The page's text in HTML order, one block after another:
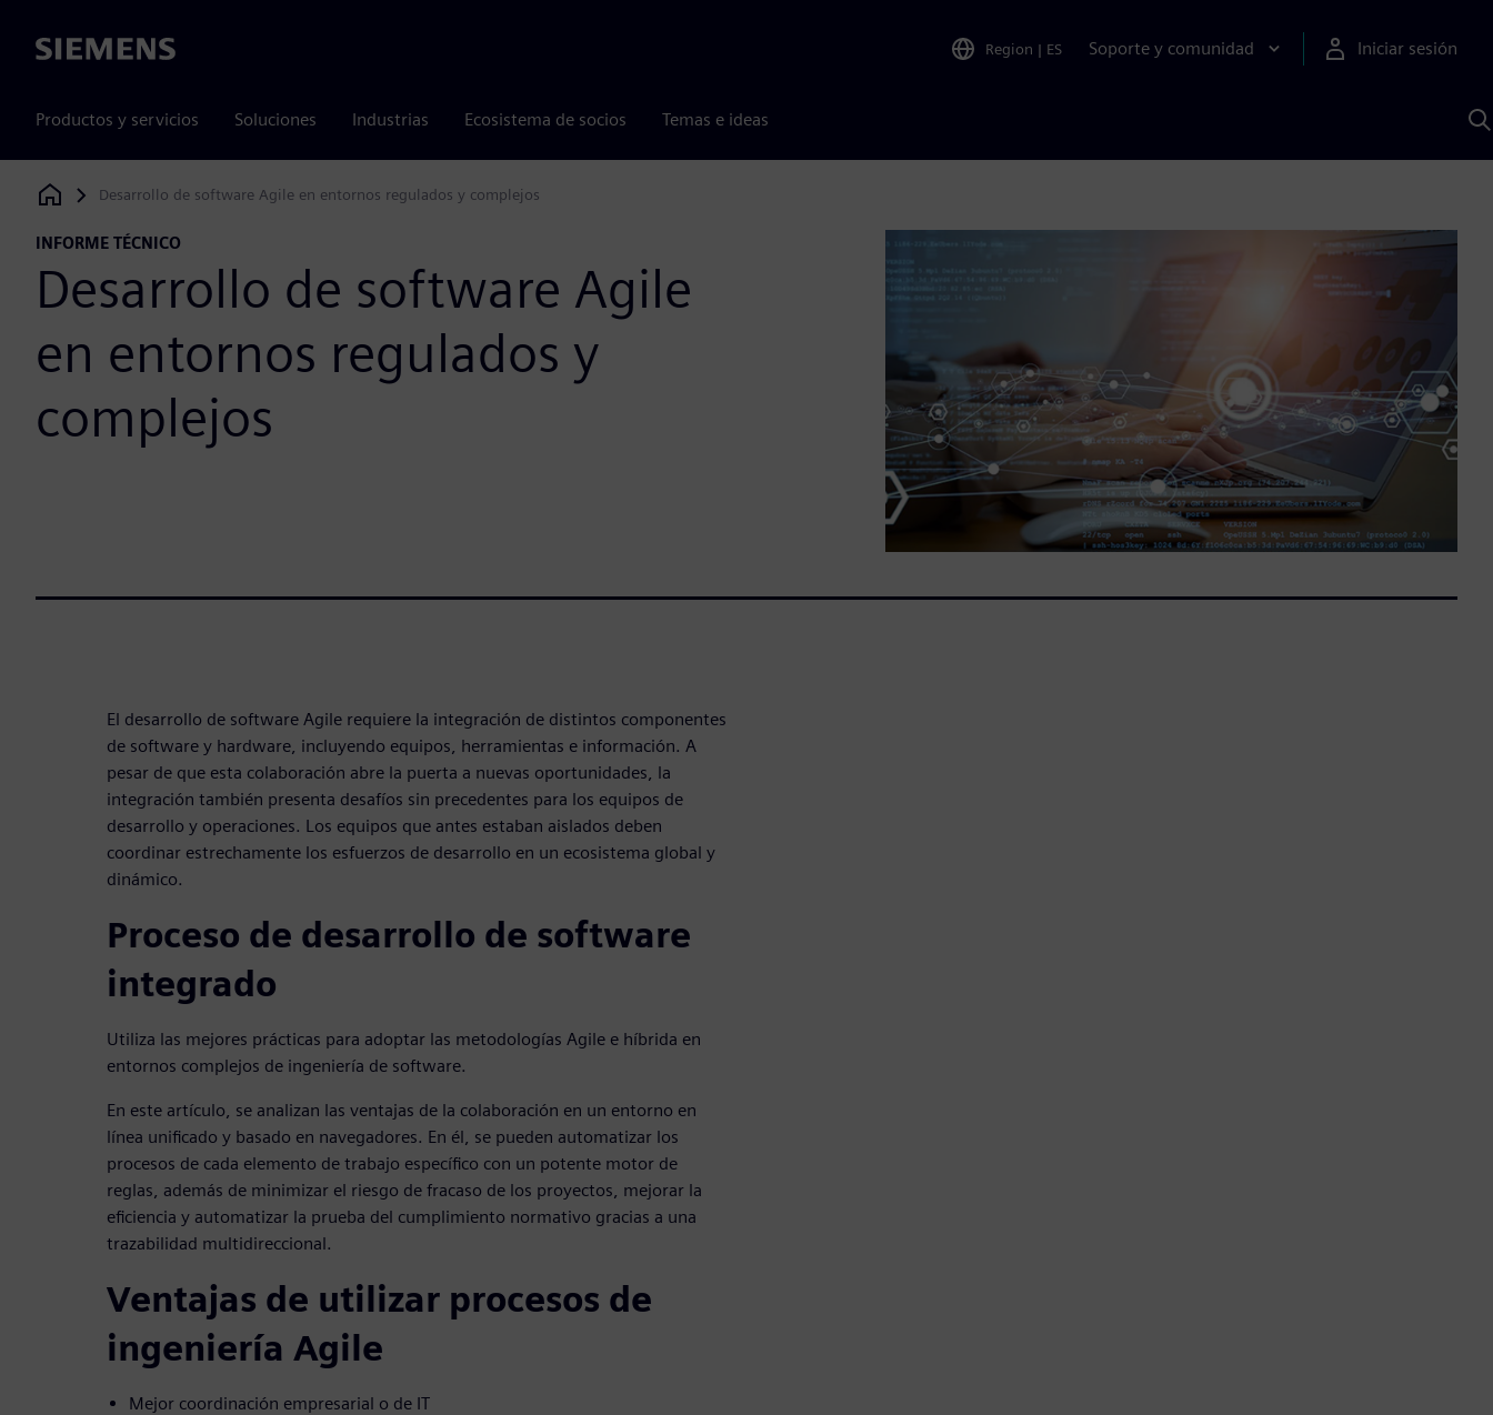
Siemens Region | ES Soporte y comunidad Iniciar sesión
Productos y servicios Soluciones Industrias Ecosistema de socios Temas e ideas
Siemens Digital Industries Software
Desarrollo de software Agile en entornos regulados y complejos
INFORME TÉCNICO
Desarrollo de software Agile
en entornos regulados y
complejos
El desarrollo de software Agile requiere la integración de distintos componentes
de software y hardware, incluyendo equipos, herramientas e información. A
pesar de que esta colaboración abre la puerta a nuevas oportunidades, la
integración también presenta desafíos sin precedentes para los equipos de
desarrollo y operaciones. Los equipos que antes estaban aislados deben
coordinar estrechamente los esfuerzos de desarrollo en un ecosistema global y
dinámico.
Proceso de desarrollo de software
integrado
Utiliza las mejores prácticas para adoptar las metodologías Agile e híbrida en
entornos complejos de ingeniería de software.
En este artículo, se analizan las ventajas de la colaboración en un entorno en
línea unificado y basado en navegadores. En él, se pueden automatizar los
procesos de cada elemento de trabajo específico con un potente motor de
reglas, además de minimizar el riesgo de fracaso de los proyectos, mejorar la
eficiencia y automatizar la prueba del cumplimiento normativo gracias a una
trazabilidad multidireccional.
Ventajas de utilizar procesos de
ingeniería Agile
Mejor coordinación empresarial o de IT